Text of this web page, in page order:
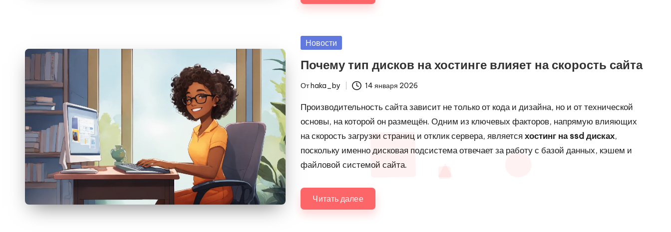
Опубликовано
Новости
Почему тип дисков на хостинге влияет на скорость сайта
Запись
от
Отhaka_by 14 января 2026
Производительность сайта зависит не только от кода и дизайна, но и от технической
основы, на которой он размещён. Одним из ключевых факторов, напрямую влияющих
на скорость загрузки страниц и отклик сервера, являетсяхостинг на ssd дисках,
поскольку именно дисковая подсистема отвечает за работу с базой данных, кэшем и
файловой системой сайта.
Читать далее